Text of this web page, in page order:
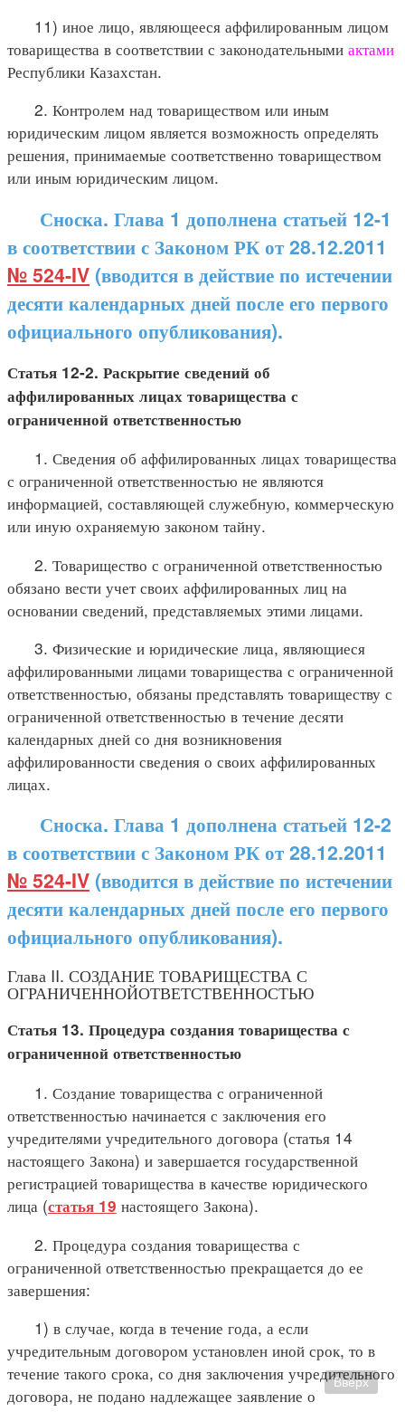
11) иное лицо, являющееся аффилированным лицом
товарищества в соответствии с законодательными актами
Республики Казахстан.
2. Контролем над товариществом или иным
юридическим лицом является возможность определять
решения, принимаемые соответственно товариществом
или иным юридическим лицом.
Сноска. Глава 1 дополнена статьей 12-1
в соответствии с Законом РК от 28.12.2011
№ 524-IV (вводится в действие по истечении
десяти календарных дней после его первого
официального опубликования).
Статья 12-2. Раскрытие сведений об
аффилированных лицах товарищества с
ограниченной ответственностью
1. Сведения об аффилированных лицах товарищества
с ограниченной ответственностью не являются
информацией, составляющей служебную, коммерческую
или иную охраняемую законом тайну.
2. Товарищество с ограниченной ответственностью
обязано вести учет своих аффилированных лиц на
основании сведений, представляемых этими лицами.
3. Физические и юридические лица, являющиеся
аффилированными лицами товарищества с ограниченной
ответственностью, обязаны представлять товариществу с
ограниченной ответственностью в течение десяти
календарных дней со дня возникновения
аффилированности сведения о своих аффилированных
лицах.
Сноска. Глава 1 дополнена статьей 12-2
в соответствии с Законом РК от 28.12.2011
№ 524-IV (вводится в действие по истечении
десяти календарных дней после его первого
официального опубликования).
Глава II. СОЗДАНИЕ ТОВАРИЩЕСТВА С
ОГРАНИЧЕННОЙОТВЕТСТВЕННОСТЬЮ
Статья 13. Процедура создания товарищества с
ограниченной ответственностью
1. Создание товарищества с ограниченной
ответственностью начинается с заключения его
учредителями учредительного договора (статья 14
настоящего Закона) и завершается государственной
регистрацией товарищества в качестве юридического
лица (статья 19 настоящего Закона).
2. Процедура создания товарищества с
ограниченной ответственностью прекращается до ее
завершения:
1) в случае, когда в течение года, а если
учредительным договором установлен иной срок, то в
течение такого срока, со дня заключения учредительного
договора, не подано надлежащее заявление о
Вверх